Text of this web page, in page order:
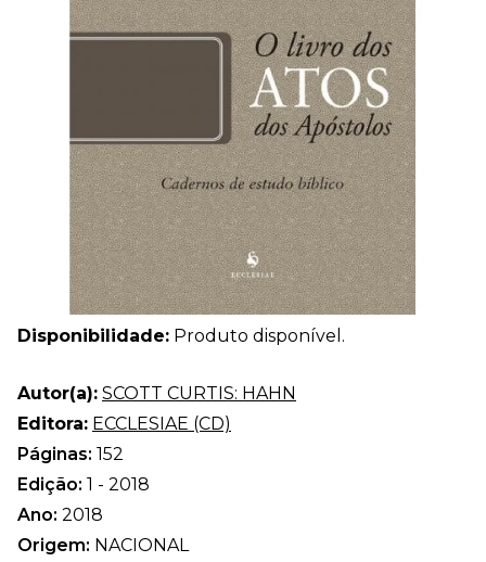
Disponibilidade: Produto disponível.
Autor(a): SCOTT CURTIS: HAHN
Editora: ECCLESIAE (CD)
Páginas: 152
Edição: 1 - 2018
Ano: 2018
Origem: NACIONAL